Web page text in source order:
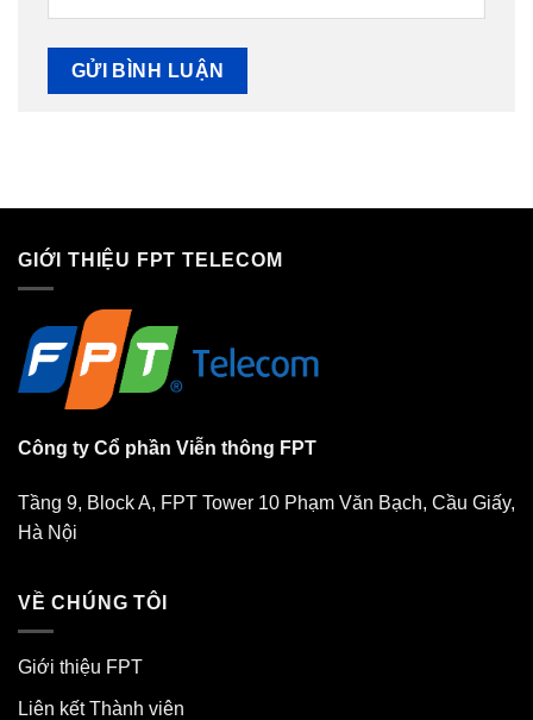
GIỚI THIỆU FPT TELECOM
Công ty Cổ phần Viễn thông FPT
Tầng 9, Block A, FPT Tower 10 Phạm Văn Bạch, Cầu Giấy,
Hà Nội
VỀ CHÚNG TÔI
Giới thiệu FPT
Liên kết Thành viên